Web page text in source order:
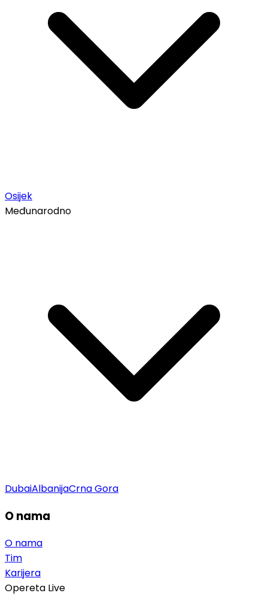
Osijek
Međunarodno
DubaiAlbanijaCrna Gora
O nama
O nama
Tim
Karijera
Opereta Live